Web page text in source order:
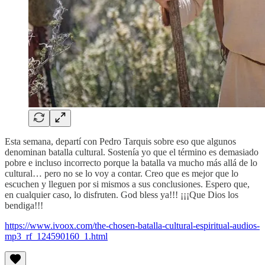
Esta semana, departí con Pedro Tarquis sobre eso que algunos
denominan batalla cultural. Sostenía yo que el término es demasiado
pobre e incluso incorrecto porque la batalla va mucho más allá de lo
cultural… pero no se lo voy a contar. Creo que es mejor que lo
escuchen y lleguen por si mismos a sus conclusiones. Espero que,
en cualquier caso, lo disfruten. God bless ya!!! ¡¡¡Que Dios los
bendiga!!!
https://www.ivoox.com/the-chosen-batalla-cultural-espiritual-audios-
mp3_rf_124590160_1.html